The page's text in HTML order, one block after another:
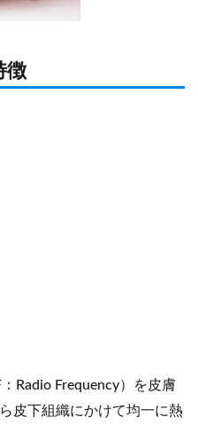
徴
Radio Frequency）を皮膚
皮下組織にかけて均一に熱